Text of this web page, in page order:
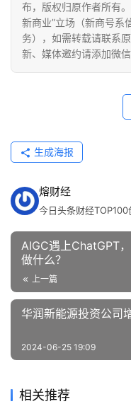
投
融
资
车
&
行
行
业
资
布，版权归原作者所有
新商业”立场（新商号系
务），如需转载请联系
新、媒体邀约请添加微
生成海报
熔财经
今日头条财经
AIGC遇上ChatGPT
做什么？
上一篇
华润新能源投资公司
2024-06-25 19:09
相关推荐